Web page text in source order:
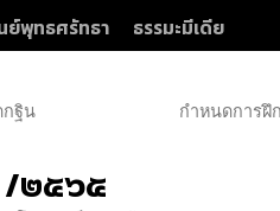
ย์พุทธศรัทธา
ธรรมะมีเดีย
ฐิน กำหนดการฝึ
/๒๕๖๕